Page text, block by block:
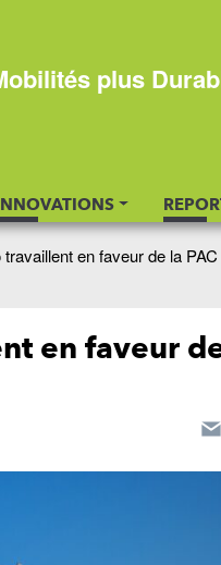
plus
en faveur de la
en faveur